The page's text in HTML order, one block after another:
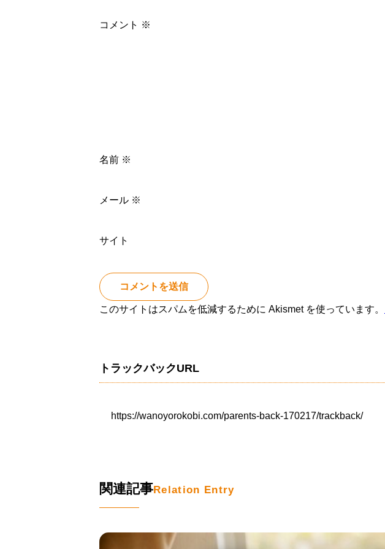
コメント ※
名前 ※
メール ※
サイト
このサイトはスパムを低減するために Akismet を使っています。
トラックバックURL
https://wanoyorokobi.com/parents-back-170217/trackback/
関連記事Relation Entry